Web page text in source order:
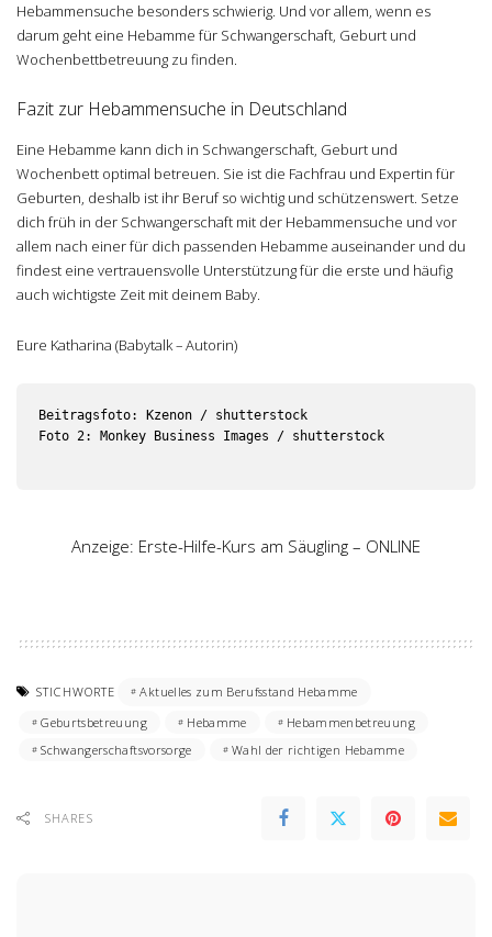
Hebammensuche besonders schwierig. Und vor allem, wenn es
darum geht eine Hebamme für Schwangerschaft, Geburt und
Wochenbettbetreuung zu finden.
Fazit zur Hebammensuche in Deutschland
Eine Hebamme kann dich in Schwangerschaft, Geburt und
Wochenbett optimal betreuen. Sie ist die Fachfrau und Expertin für
Geburten, deshalb ist ihr Beruf so wichtig und schützenswert. Setze
dich früh in der Schwangerschaft mit der Hebammensuche und vor
allem nach einer für dich passenden Hebamme auseinander und du
findest eine vertrauensvolle Unterstützung für die erste und häufig
auch wichtigste Zeit mit deinem Baby.
Eure Katharina (Babytalk – Autorin)
Beitragsfoto: Kzenon / shutterstock
Foto 2: Monkey Business Images / shutterstock
Anzeige: Erste-Hilfe-Kurs am Säugling – ONLINE
STICHWORTE
Aktuelles zum Berufsstand Hebamme
Geburtsbetreuung
Hebamme
Hebammenbetreuung
Schwangerschaftsvorsorge
Wahl der richtigen Hebamme
SHARES